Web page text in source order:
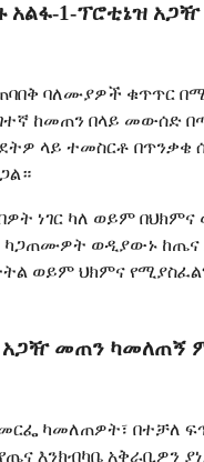
አልፋ-1-ፕሮቲኔዝ
ባለሙያዎች ቁጥጥር
ከመጠን በላይ መውሰድ
ላይ ተመስርቶ በጥንቃቄ
ነገር ካለ ወይም
ወዲያውኑ ከጤና
ወይም ህክምና
አጋዥ መጠን ካመለጠኝ
ካመለጠዎት፣ በተቻለ
እንክብካቤ አቅራቢዎን